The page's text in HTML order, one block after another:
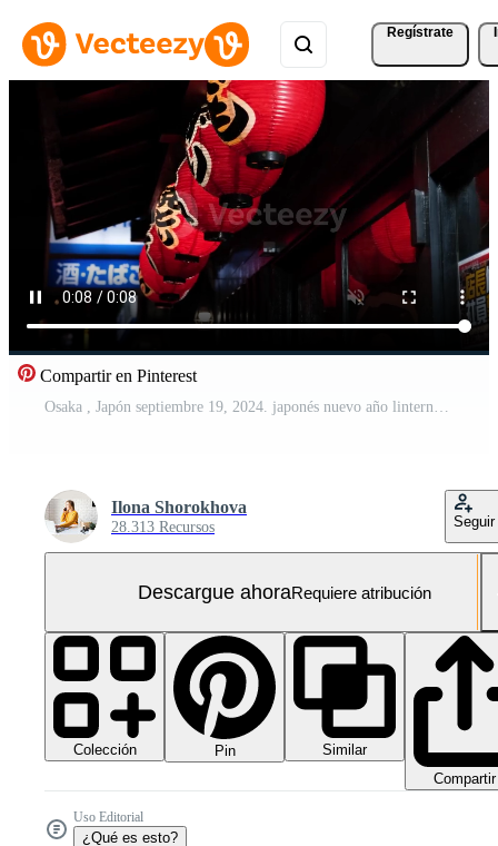
Regístrate
Compartir en Pinterest
Osaka , Japón septiembre 19, 2024. japonés nuevo año linterna colgando en calle en osaka, Japón
Ilona Shorokhova
28.313 Recursos Seguir
Descargue ahoraRequiere atribución
Colección Pin
Similar
Compartir
Uso Editorial
¿Qué es esto?